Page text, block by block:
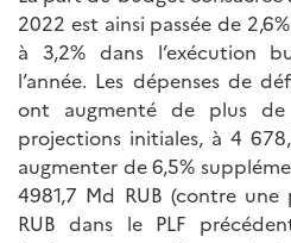
2022 est ainsi passée de
à 3,2% dans l’exécution
l’année. Les dépenses de
ont augmenté de plus
projections initiales, à 4
augmenter de 6,5%
4981,7 Md RUB (contre
RUB dans le PLF